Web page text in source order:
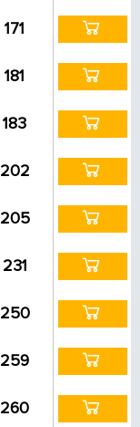
171
181
183
202
205
231
250
259
260